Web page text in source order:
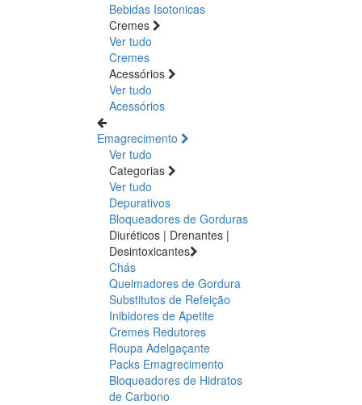
Bebidas Isotonicas
Cremes
Ver tudo
Cremes
Acessórios
Ver tudo
Acessórios
Emagrecimento
Ver tudo
Categorias
Ver tudo
Depurativos
Bloqueadores de Gorduras
Diuréticos | Drenantes |
Desintoxicantes
Chás
Queimadores de Gordura
Substitutos de Refeição
Inibidores de Apetite
Cremes Redutores
Roupa Adelgaçante
Packs Emagrecimento
Bloqueadores de Hidratos
de Carbono